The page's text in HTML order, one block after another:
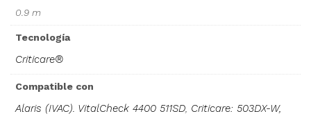
0.9 m
Tecnología
Criticare®
Compatible con
Alaris (IVAC). VitalCheck 4400 511SD, Criticare: 503DX-W,